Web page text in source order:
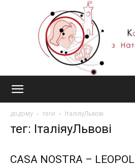
додому
теги ІталіяуЛьвові
тег: ІталіяуЛьвові
CASA NOSTRA –